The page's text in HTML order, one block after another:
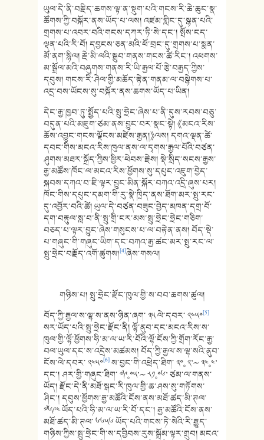
ཡུལ་དེ་ནི་བརྗིད་ཆགས་ལྟ་ན་སྡུག་པའི་གངས་རི་ཆེ་ཆུང་སྣ་
ཚོགས་ཀྱི་བསྐོར་ནས་ཡོད་པ་ལས། འཛམ་གླིང་དུ་སྙན་པའི་
གྲགས་པ་འབར་བའི་གངས་དཀར་ཏི་སེ་དང་། སྤོས་ངད་
ལྡན་པའི་རི་བོ། དབྱངས་ཅན་མའི་ཕོ་བྲང་དུ་གྲགས་པ་སྨན་
མོ་ནག་སྙིལ། རྗེ་མི་ལའི་སྒྲུབ་གནས་གངས་ཚེ་རིང་། འཕགས་
མ་སྒྲོལ་མའི་བཞུགས་གནས་རི་ཡི་རྒྱལ་པོ་རྩེ་བརྒྱད་ཀྱིས་
དབུས། གངས་རི་ཤེལ་གྱི་མཆོད་རྟེན་གནམ་ལ་བསྙེགས་པ་
འདྲ་བས་ཡོངས་སུ་བསྐོར་ནས་ཆགས་ཡོད་པ་ཡིན།
དེང་རྒྱ་ཁྱབ་ཏུ་སྤྱོད་པའི་སྤུ་ཧྲེང་ཞེས་པ་ནི་དུས་རབས་བཅུ་
བདུན་པའི་མཇུག་ཙམ་ནས་བྱུང་བར་སྣང་སྟེ། 《མངའ་རིས་
ཆོས་འབྱུང་གངས་ལྗོངས་མཛེས་རྒྱན།》ལས། དགའ་ལྡན་ཚེ་
དབང་གིས་མངའ་རིས་ཁུལ་ནས་ལ་དྭགས་རྒྱལ་པོའི་བཙན་
ཤུགས་མཐར་སྐྲོད་ཀྱིས་ཕྱིར་ཕེབས་རྗེས། སྡེ་སྲིད་སངས་རྒྱས་
རྒྱ་མཚོས་ཁོང་ལ་མངའ་རིས་ཕྱོགས་སུ་དཔུང་འཇུག་བྱེད་
སྐབས་དཀའ་བ་ཇི་ལྟར་བྱུང་མིན་སྐོར་བཀའ་འདྲི་ཞུས་པར།
ཁོང་གིས་དཔུང་དམག་གི་རུ་སྣེ་ཁྲིད་ནས་ཐོག་མར་སྤུ་རང་
དུ་འབྱོར་བའི་ཚེ། ཡུལ་དེ་བཙན་བཟུང་བྱེད་མཁན་དགྲ་བོ་
དག་བརྟུལ་སླ་བ་ནི་སྤུ་གྲི་ངར་མས་སྤུ་ཧྲེང་ཧྲེང་གཅིག་
བཅད་པ་ལྟར་བྱུང་ཞེས་གསུངས་པ་ལ་བརྟེན་ནས། བོད་སྡེ་
པ་གཞུང་གི་གཞུང་ཡིག་དང་བཀའ་རྒྱ་ཚང་མར་སྤུ་རང་ལ་
སྤུ་ཧྲེང་བརྗོད་འགོ་ཚུགས།[4]ཞེས་གསལ།
གཉིས་པ། སྤུ་ཧྲེང་རྫོང་ཁུལ་གྱི་ས་བབ་ཆགས་ཚུལ།
བོད་ཀྱི་རྒྱལ་ས་ལྷ་ས་ནས་ཉིན་ཞག་ ༣༥ ལེ་དབར་ ༢༤༥༠[5]
སར་ཡོད་པའི་སྤུ་ཧྲེང་རྫོང་ནི། ལྷོ་ནུབ་དང་མངའ་རིས་ས་
ཁུལ་གྱི་ལྷོ་ཕྱོགས་ཧི་མ་ལ་ཡ་རི་བོའི་ལྷོ་ངོས་ཀྱི་གྲོག་རོང་རྒྱ་
བལ་ཡུལ་དང་ས་འདྲེས་མཚམས། བོད་ཀྱི་རྒྱལ་ས་ལྷ་སའི་ནུབ་
ངོས་ལེ་དབར་ ༢༤༥༠[6]ས་བྱང་གི་འཕྲེད་ཐིག་ ༣༠༚ ༢’〜 ༣༤༚༤’
དང་། ཤར་གྱི་གཞུང་ཐིག་ ༧༩༚༠༥’〜 ༨༡༚༠༦’ ཙམ་ལ་གནས་
ཡོད། རྫོང་དེ་ནི་མཐོ་སྒང་རི་ཁུལ་གྱི་ཆ་ཤས་སུ་གཏོགས་
ཤིང་། དབུས་ཕྱོགས་རྒྱ་མཚོའི་ངོས་ནས་མཐོ་ཚད་མི་ཊལ་
༧༦༩༤ ཡོད་པའི་ཧི་མ་ལ་ཡ་རི་བོ་དང་། རྒྱ་མཚོའི་ངོས་ནས་
མཐོ་ཚད་མི་ཊལ་ ༦༦༥༦ ཡོད་པའི་གངས་ཏེ་སེའི་རི་རྒྱུད་
གཉིས་ཀྱིས་སྤུ་ཧྲེང་གི་ས་དབྱིབས་རུས་སྒྲོམ་ལྟར་གྲུབ། མངའ་